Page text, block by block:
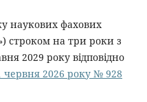
наукових фахових
строком на три роки з
2029 року відповідно
2026 року № 928